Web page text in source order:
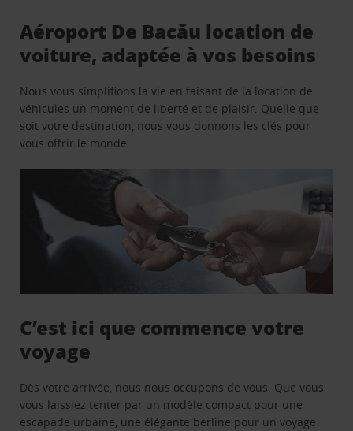
Aéroport De Bacău location de
voiture, adaptée à vos besoins
Nous vous simplifions la vie en faisant de la location de
véhicules un moment de liberté et de plaisir. Quelle que
soit votre destination, nous vous donnons les clés pour
vous offrir le monde.
C’est ici que commence votre
voyage
Dès votre arrivée, nous nous occupons de vous. Que vous
vous laissiez tenter par un modèle compact pour une
escapade urbaine, une élégante berline pour un voyage